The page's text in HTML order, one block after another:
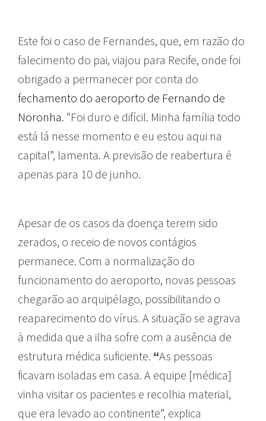
Este foi o caso de Fernandes, que, em razão do
falecimento do pai, viajou para Recife, onde foi
obrigado a permanecer por conta do
fechamento do aeroporto de Fernando de
Noronha. “Foi duro e difícil. Minha família todo
está lá nesse momento e eu estou aqui na
capital”, lamenta. A previsão de reabertura é
apenas para 10 de junho.
Apesar de os casos da doença terem sido
zerados, o receio de novos contágios
permanece. Com a normalização do
funcionamento do aeroporto, novas pessoas
chegarão ao arquipélago, possibilitando o
reaparecimento do vírus. A situação se agrava
à medida que a ilha sofre com a ausência de
estrutura médica suficiente. “As pessoas
ficavam isoladas em casa. A equipe [médica]
vinha visitar os pacientes e recolhia material,
que era levado ao continente”, explica